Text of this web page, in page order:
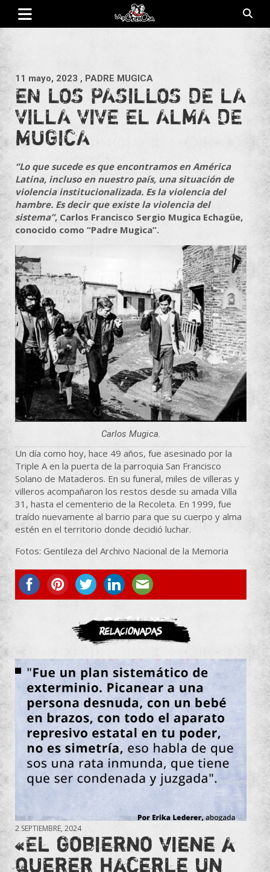
Saltar
contenido
11 mayo, 2023 , PADRE MUGICA
EN LOS PASILLOS DE LA
VILLA VIVE EL ALMA DE
MUGICA
“Lo que sucede es que encontramos en América
Latina, incluso en nuestro país, una situación de
violencia institucionalizada. Es la violencia del
hambre. Es decir que existe la violencia del
sistema”, Carlos Francisco Sergio Mugica Echagüe,
conocido como “Padre Mugica”.
Carlos Mugica.
Un día como hoy, hace 49 años, fue asesinado por la
Triple A en la puerta de la parroquia San Francisco
Solano de Mataderos. En su funeral, miles de villeras y
villeros acompañaron los restos desde su amada Villa
31, hasta el cementerio de la Recoleta. En 1999, fue
traído nuevamente al barrio para que su cuerpo y alma
estén en el territorio donde decidió luchar.
Fotos: Gentileza del Archivo Nacional de la Memoria
ASOCIATE
Relacionadas
2 SEPTIEMBRE, 2024
«El gobierno viene a
querer hacerle un